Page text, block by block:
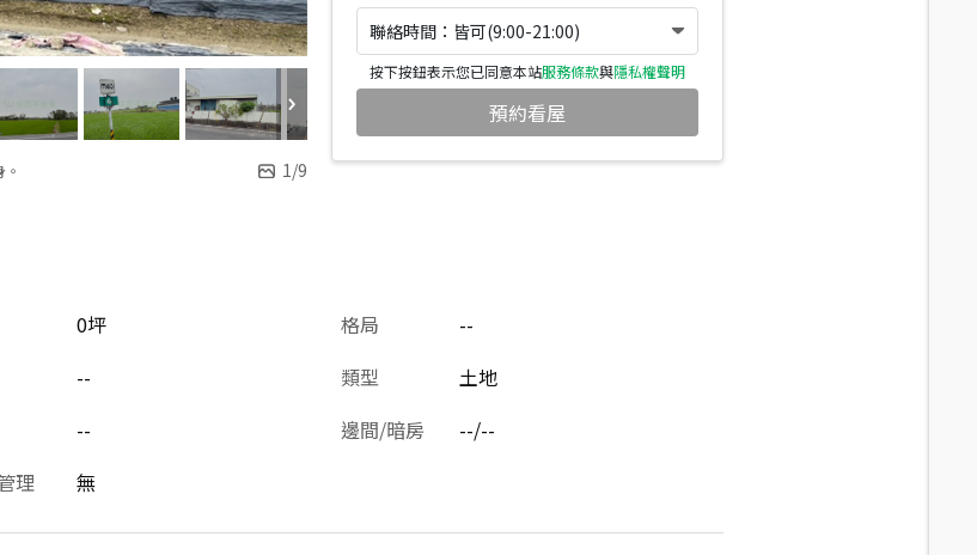
1/9
聯絡時間：皆可(9:00-21:00)
按下按鈕表示您已同意本站服務條款與隱私權聲明
預約看屋
0坪 格局
--
-- 類型
土地
-- 邊間/暗房
--/--
理 無